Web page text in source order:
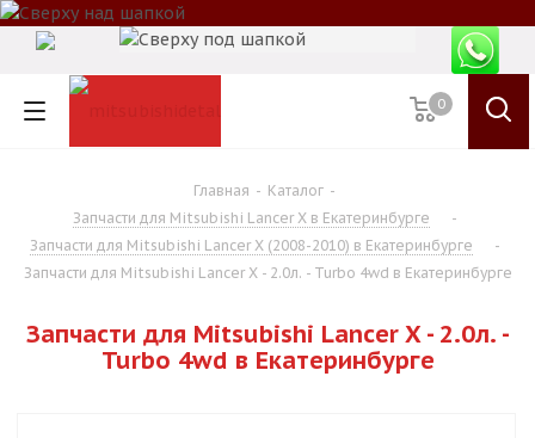
0
Главная - Каталог -
Запчасти для Mitsubishi Lancer X в Екатеринбурге
-
Запчасти для Mitsubishi Lancer X (2008-2010) в Екатеринбурге
-
Запчасти для Mitsubishi Lancer X - 2.0л. - Turbo 4wd в Екатеринбурге
Запчасти для Mitsubishi Lancer X - 2.0л. -
Turbo 4wd в Екатеринбурге